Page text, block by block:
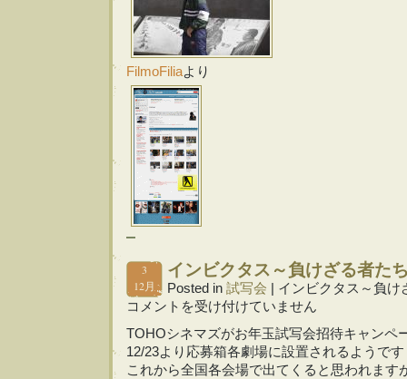
FilmoFiliaより
3
12月
インビクタス～負けざる者た
Posted in 試写会
インビクタス～負
コメントを受け付けていません
TOHOシネマズがお年玉試写会招待キャンペ
12/23より応募箱各劇場に設置されるようです
これから全国各会場で出てくると思われます